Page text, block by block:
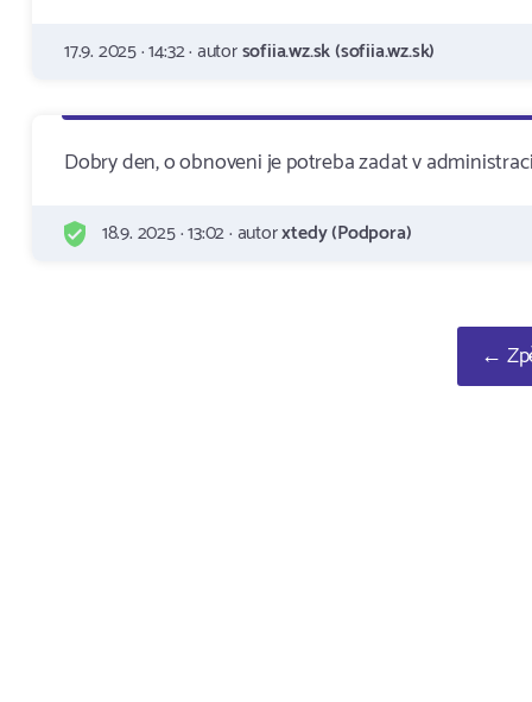
17.9. 2025 · 14:32 · autorsofiia.wz.sk (sofiia.wz.sk)
Dobry den, o obnoveni je potreba zadat v
18.9. 2025 · 13:02 · autorxtedy (Podpora)
←